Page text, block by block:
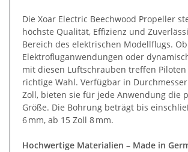
Die Xoar Electric Beechwood Propeller
höchste Qualität, Effizienz und
Bereich des elektrischen Modellflugs.
Elektrofluganwendungen oder
mit diesen Luftschrauben treffen Piloten
richtige Wahl. Verfügbar in
Zoll, bieten sie für jede Anwendung die
Größe. Die Bohrung beträgt bis
6 mm, ab 15 Zoll 8 mm.
Hochwertige Materialien – Made in